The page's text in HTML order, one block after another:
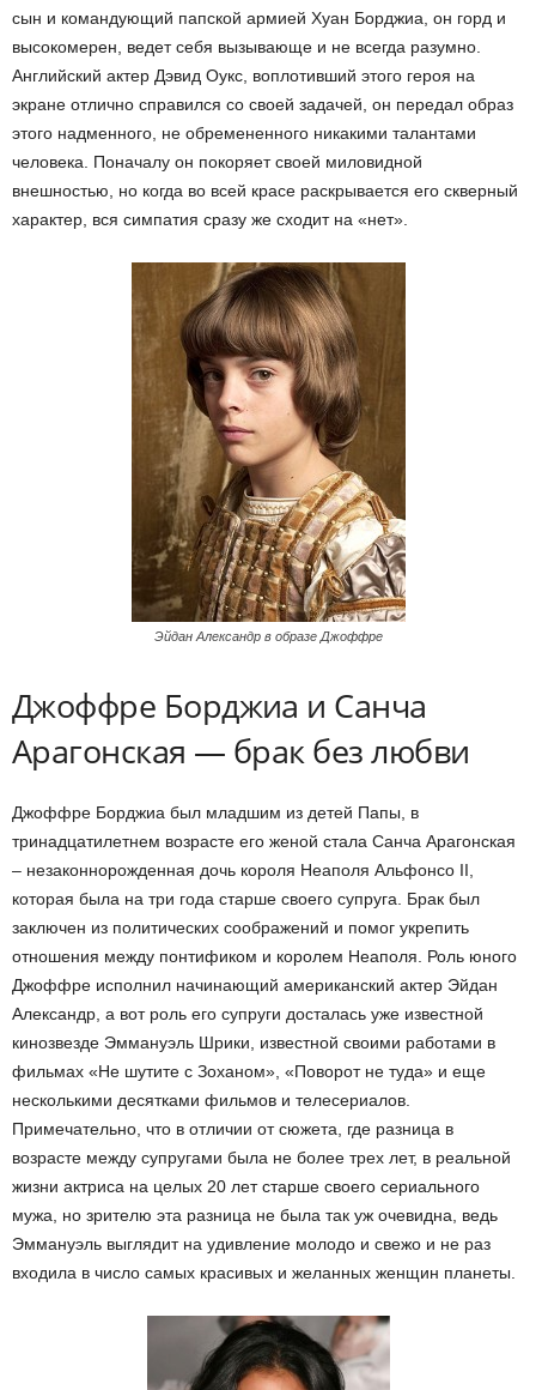
сын и командующий папской армией Хуан Борджиа, он горд и
высокомерен, ведет себя вызывающе и не всегда разумно.
Английский актер Дэвид Оукс, воплотивший этого героя на
экране отлично справился со своей задачей, он передал образ
этого надменного, не обремененного никакими талантами
человека. Поначалу он покоряет своей миловидной
внешностью, но когда во всей красе раскрывается его скверный
характер, вся симпатия сразу же сходит на «нет».
Эйдан Александр в образе Джоффре
Джоффре Борджиа и Санча
Арагонская — брак без любви
Джоффре Борджиа был младшим из детей Папы, в
тринадцатилетнем возрасте его женой стала Санча Арагонская
– незаконнорожденная дочь короля Неаполя Альфонсо II,
которая была на три года старше своего супруга. Брак был
заключен из политических соображений и помог укрепить
отношения между понтификом и королем Неаполя. Роль юного
Джоффре исполнил начинающий американский актер Эйдан
Александр, а вот роль его супруги досталась уже известной
кинозвезде Эммануэль Шрики, известной своими работами в
фильмах «Не шутите с Зоханом», «Поворот не туда» и еще
несколькими десятками фильмов и телесериалов.
Примечательно, что в отличии от сюжета, где разница в
возрасте между супругами была не более трех лет, в реальной
жизни актриса на целых 20 лет старше своего сериального
мужа, но зрителю эта разница не была так уж очевидна, ведь
Эммануэль выглядит на удивление молодо и свежо и не раз
входила в число самых красивых и желанных женщин планеты.